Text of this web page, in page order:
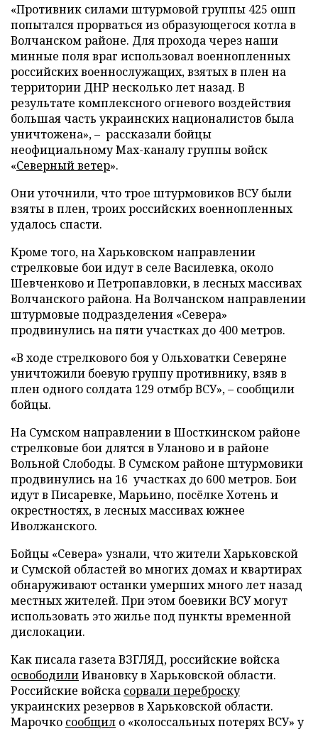
«Противник силами штурмовой группы 425 ошп
попытался прорваться из образующегося котла в
Волчанском районе. Для прохода через наши
минные поля враг использовал военнопленных
российских военнослужащих, взятых в плен на
территории ДНР несколько лет назад. В
результате комплексного огневого воздействия
большая часть украинских националистов была
уничтожена», – рассказали бойцы
неофициальному Max-каналу группы войск
«Северный ветер».
Они уточнили, что трое штурмовиков ВСУ были
взяты в плен, троих российских военнопленных
удалось спасти.
Кроме того, на Харьковском направлении
стрелковые бои идут в селе Василевка, около
Шевченково и Петропавловки, в лесных массивах
Волчанского района. На Волчанском направлении
штурмовые подразделения «Севера»
продвинулись на пяти участках до 400 метров.
«В ходе стрелкового боя у Ольховатки Северяне
уничтожили боевую группу противнику, взяв в
плен одного солдата 129 отмбр ВСУ», – сообщили
бойцы.
На Сумском направлении в Шосткинском районе
стрелковые бои длятся в Уланово и в районе
Вольной Слободы. В Сумском районе штурмовики
продвинулись на 16 участках до 600 метров. Бои
идут в Писаревке, Марьино, посёлке Хотень и
окрестностях, в лесных массивах южнее
Иволжанского.
Бойцы «Севера» узнали, что жители Харьковской
и Сумской областей во многих домах и квартирах
обнаруживают останки умерших много лет назад
местных жителей. При этом боевики ВСУ могут
использовать это жилье под пункты временной
дислокации.
Как писала газета ВЗГЛЯД, российские войска
освободилиИвановку в Харьковской области.
Российские войска сорвали переброску
украинских резервов в Харьковской области.
Марочко сообщил о «колоссальных потерях ВСУ» у